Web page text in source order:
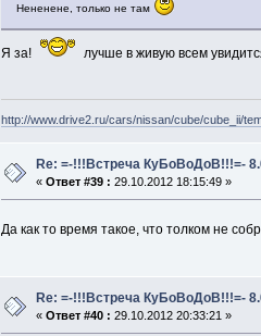
Нененене, только не там
Я за! лучше в живую всем
http://www.drive2.ru/cars/nissan/cube/cube_ii/
Re: =-!!!Встреча КуБоВоДоВ!!!=-
«Ответ #39 : 29.10.2012 18:15:49 »
Да как то время такое, что толком не
Re: =-!!!Встреча КуБоВоДоВ!!!=-
«Ответ #40 : 29.10.2012 20:33:21 »